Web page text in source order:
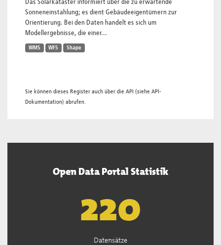
Das Solarkataster informiert über die zu erwartende
Sonneneinstahlung; es dient Gebäudeeigentümern zur
Orientierung. Bei den Daten handelt es sich um
Modellergebnisse, die einer...
WMS WFS Shape
Sie können dieses Register auch über die API (siehe API-
Dokumentation) abrufen.
Open Data Portal Statistik
222
Datensätze